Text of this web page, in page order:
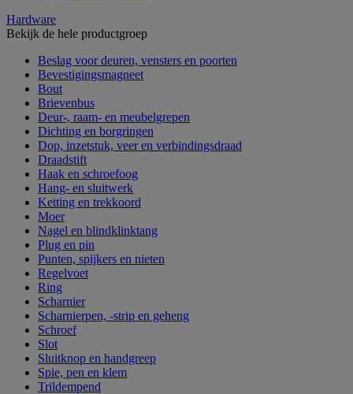
Hardware
Bekijk de hele productgroep
Beslag voor deuren, vensters en poorten
Bevestigingsmagneet
Bout
Brievenbus
Deur-, raam- en meubelgrepen
Dichting en borgringen
Dop, inzetstuk, veer en verbindingsdraad
Draadstift
Haak en schroefoog
Hang- en sluitwerk
Ketting en trekkoord
Moer
Nagel en blindklinktang
Plug en pin
Punten, spijkers en nieten
Regelvoet
Ring
Scharnier
Scharnierpen, -strip en geheng
Schroef
Slot
Sluitknop en handgreep
Spie, pen en klem
Trildempend